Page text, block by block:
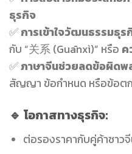
ธุรกิจ
✅การเข้าใจวัฒนธรรมธุร
กับ “关系 (Guānxì)” หรือ ค
✅ภาษาจีนช่วยลดข้อผิดพ
สัญญา ข้อกำหนด หรือข้อต
🔹 โอกาสทางธุรกิจ:
ต่อรองราคากับคู่ค้าชาว